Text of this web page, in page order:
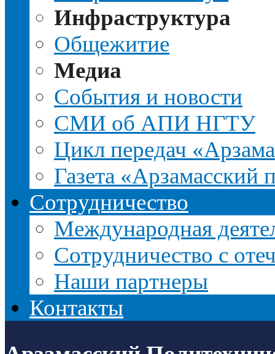
Инфраструктура
Общежитие
Медиа
События и новости
СМИ об АПИ НГТУ
Цикл передач
Газета «Арзамасский
Сотрудничество
Международная
Сотрудничество с
Наши партнеры
Контакты